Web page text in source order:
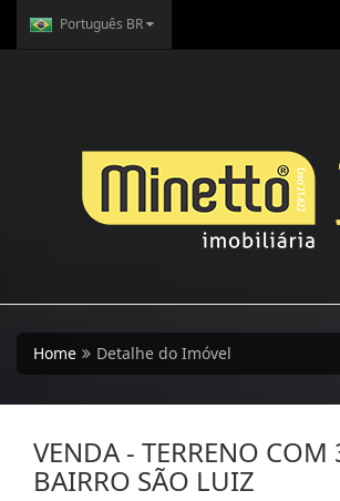
Português BR
Home Detalhe do Imóvel
VENDA - TERRENO COM
BAIRRO SÃO LUIZ